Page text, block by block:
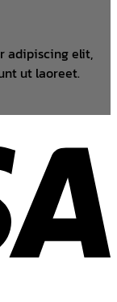
adipiscing elit,
ut laoreet.